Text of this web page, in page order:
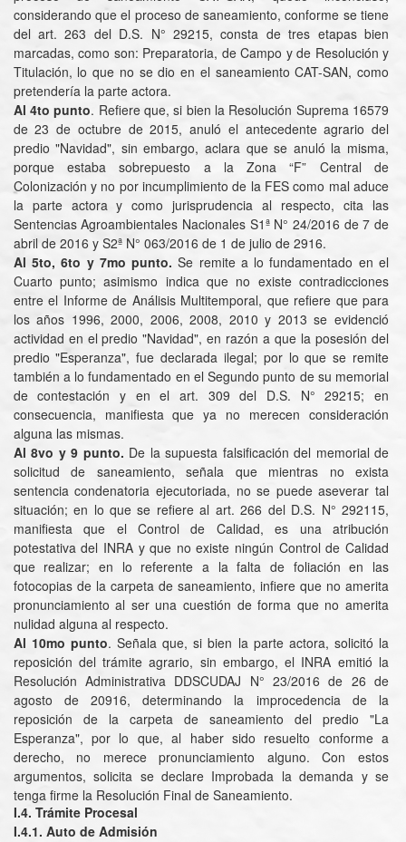
considerando que el proceso de saneamiento, conforme se tiene
del art. 263 del D.S. N° 29215, consta de tres etapas bien
marcadas, como son: Preparatoria, de Campo y de Resolución y
Titulación, lo que no se dio en el saneamiento CAT-SAN, como
pretendería la parte actora.
Al 4to punto. Refiere que, si bien la Resolución Suprema 16579
de 23 de octubre de 2015, anuló el antecedente agrario del
predio "Navidad", sin embargo, aclara que se anuló la misma,
porque estaba sobrepuesto a la Zona “F” Central de
Colonización y no por incumplimiento de la FES como mal aduce
la parte actora y como jurisprudencia al respecto, cita las
Sentencias Agroambientales Nacionales S1ª N° 24/2016 de 7 de
abril de 2016 y S2ª N° 063/2016 de 1 de julio de 2916.
Al 5to, 6to y 7mo punto. Se remite a lo fundamentado en el
Cuarto punto; asimismo indica que no existe contradicciones
entre el Informe de Análisis Multitemporal, que refiere que para
los años 1996, 2000, 2006, 2008, 2010 y 2013 se evidenció
actividad en el predio "Navidad", en razón a que la posesión del
predio "Esperanza", fue declarada ilegal; por lo que se remite
también a lo fundamentado en el Segundo punto de su memorial
de contestación y en el art. 309 del D.S. N° 29215; en
consecuencia, manifiesta que ya no merecen consideración
alguna las mismas.
Al 8vo y 9 punto. De la supuesta falsificación del memorial de
solicitud de saneamiento, señala que mientras no exista
sentencia condenatoria ejecutoriada, no se puede aseverar tal
situación; en lo que se refiere al art. 266 del D.S. N° 292115,
manifiesta que el Control de Calidad, es una atribución
potestativa del INRA y que no existe ningún Control de Calidad
que realizar; en lo referente a la falta de foliación en las
fotocopias de la carpeta de saneamiento, infiere que no amerita
pronunciamiento al ser una cuestión de forma que no amerita
nulidad alguna al respecto.
Al 10mo punto. Señala que, si bien la parte actora, solicitó la
reposición del trámite agrario, sin embargo, el INRA emitió la
Resolución Administrativa DDSCUDAJ N° 23/2016 de 26 de
agosto de 20916, determinando la improcedencia de la
reposición de la carpeta de saneamiento del predio "La
Esperanza", por lo que, al haber sido resuelto conforme a
derecho, no merece pronunciamiento alguno. Con estos
argumentos, solicita se declare Improbada la demanda y se
tenga firme la Resolución Final de Saneamiento.
I.4. Trámite Procesal
I.4.1. Auto de Admisión